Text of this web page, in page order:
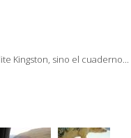
Kingston, sino el cuaderno...